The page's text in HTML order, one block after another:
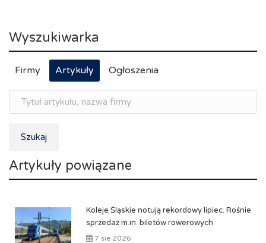
Wyszukiwarka
Firmy Artykuły Ogłoszenia
Szukaj
Artykuły powiązane
Koleje Śląskie notują rekordowy lipiec. Rośnie
sprzedaż m.in. biletów rowerowych
7 sie 2026